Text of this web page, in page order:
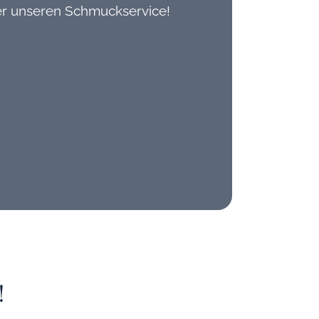
unseren Schmuckservice!